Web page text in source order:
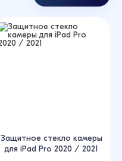
Защитное стекло камеры
для iPad Pro 2020 / 2021